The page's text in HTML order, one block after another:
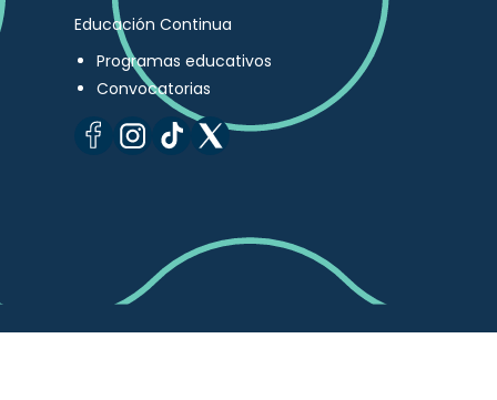
Educación Continua
Programas educativos
Convocatorias